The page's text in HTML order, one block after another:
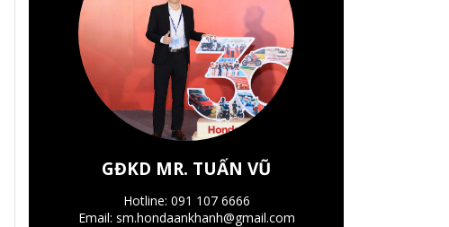
GĐKD MR. TUẤN VŨ
Hotline: 091 107 6666
Email: sm.hondaankhanh@gmail.com